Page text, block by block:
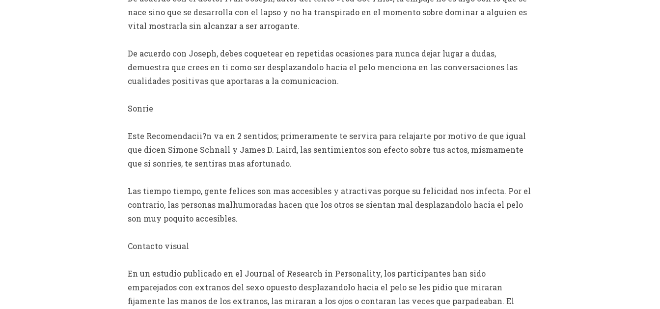
nace sino que se desarrolla con el lapso y no ha transpirado en el momento sobre dominar a alguien es
vital mostrarla sin alcanzar a ser arrogante.
De acuerdo con Joseph, debes coquetear en repetidas ocasiones para nunca dejar lugar a dudas,
demuestra que crees en ti como ser desplazandolo hacia el pelo menciona en las conversaciones las
cualidades positivas que aportaras a la comunicacion.
Sonrie
Este Recomendacii?n va en 2 sentidos; primeramente te servira para relajarte por motivo de que igual
que dicen Simone Schnall y James D. Laird, las sentimientos son efecto sobre tus actos, mismamente
que si sonries, te sentiras mas afortunado.
Las tiempo tiempo, gente felices son mas accesibles y atractivas porque su felicidad nos infecta. Por el
contrario, las personas malhumoradas hacen que los otros se sientan mal desplazandolo hacia el pelo
son muy poquito accesibles.
Contacto visual
En un estudio publicado en el Journal of Research in Personality, los participantes han sido
emparejados con extranos del sexo opuesto desplazandolo hacia el pelo se les pidio que miraran
fijamente las manos de los extranos, las miraran a los ojos o contaran las veces que parpadeaban. El